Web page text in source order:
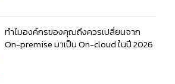
ทำไมองค์กรของคุณถึงควรเปลี่ยนจาก
On-premise มาเป็น On-cloud ในปี 2026